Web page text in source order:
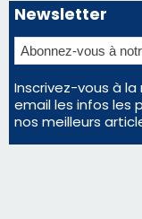
Newsletter
Inscrivez-vous à
email les infos les
nos meilleurs